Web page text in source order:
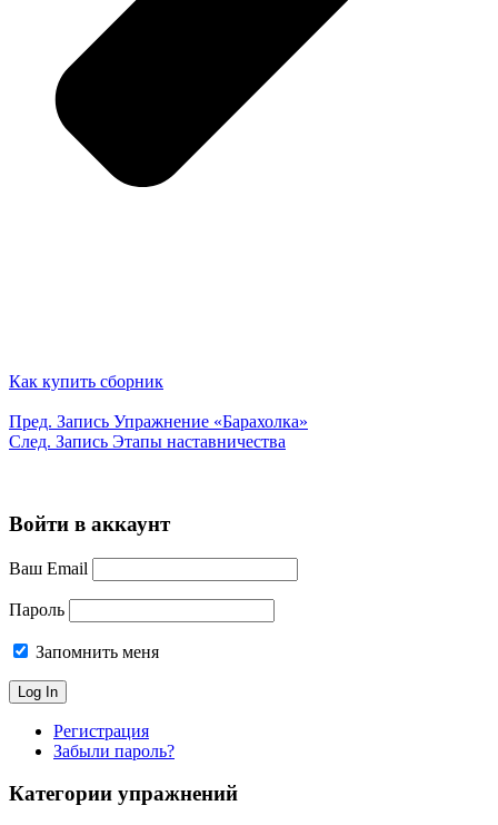
Как купить сборник
Пред. Запись Упражнение «Барахолка»
След. Запись Этапы наставничества
Войти в аккаунт
Ваш Email
Пароль
Запомнить меня
Регистрация
Забыли пароль?
Категории упражнений